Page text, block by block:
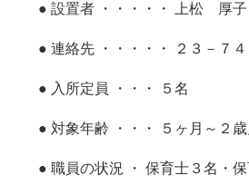
● 設置者 ・・・・・ 上松 厚子
● 連絡先 ・・・・・ ２３－７４
● 入所定員 ・・・ ５名
● 対象年齢 ・・・ ５ヶ月～２歳
● 職員の状況 ・ 保育士３名・保